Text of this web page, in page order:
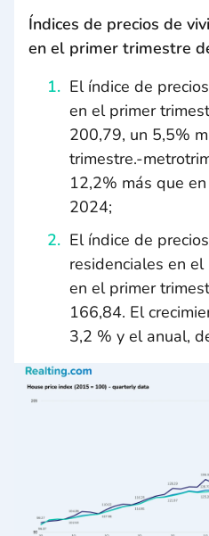
Índices de precios de
en el primer trimestre
El índice de
en el primer
200,79, un 5,5%
trimestre.-
12,2% más que
2024;
El índice de
residenciales en
en el primer
166,84. El
3,2 % y el anual,